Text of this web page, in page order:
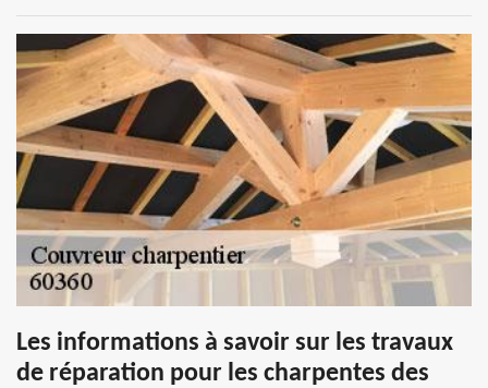
Les informations à savoir sur les travaux
de réparation pour les charpentes des